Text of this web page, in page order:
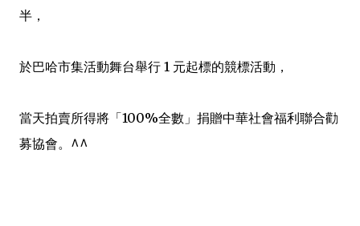
半，
於巴哈市集活動舞台舉行 1 元起標的競標活動，
當天拍賣所得將「100%全數」捐贈中華社會福利聯合勸
募協會。^^